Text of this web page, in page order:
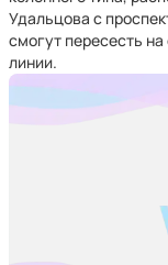
Удальцова с
смогут пересесть
линии.